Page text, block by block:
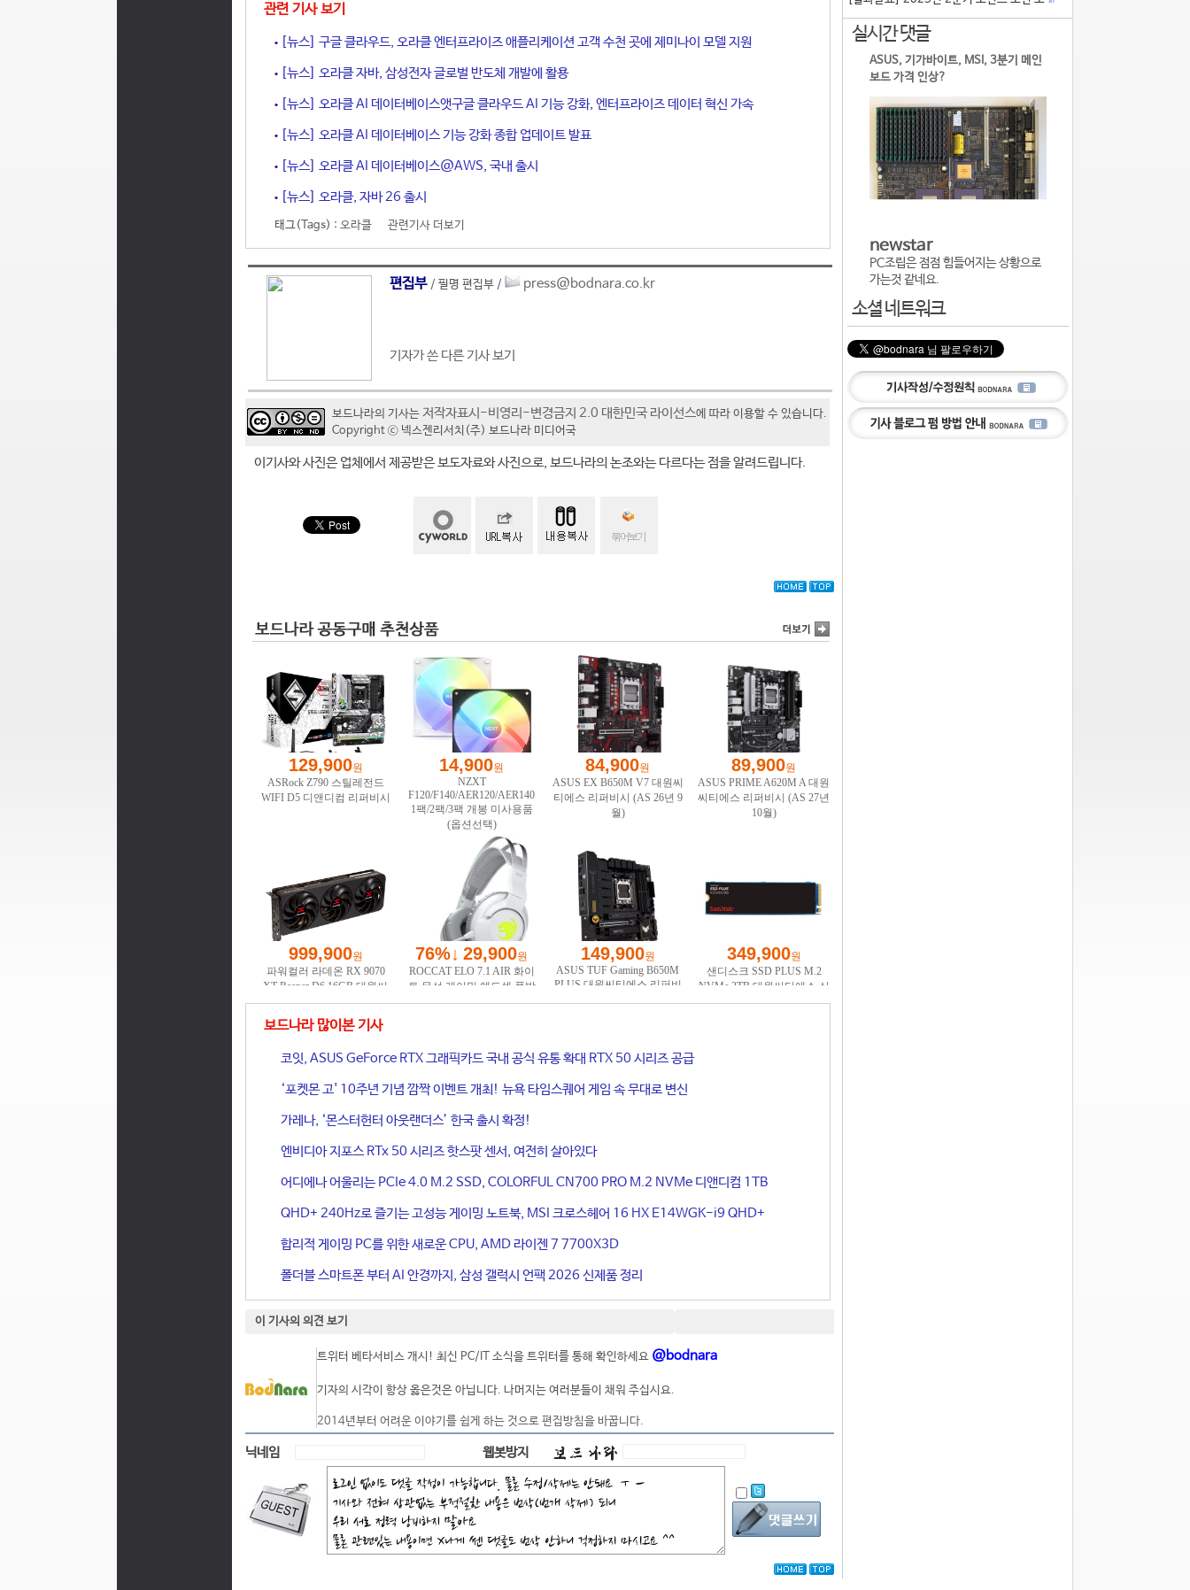
관련 기사 보기
[뉴스] 구글 클라우드, 오라클 엔터프라이즈 애플리케이션 고객 수천 곳에 제미나이 모델 지원
[뉴스] 오라클 자바, 삼성전자 글로벌 반도체 개발에 활용
[뉴스] 오라클 AI 데이터베이스앳구글 클라우드 AI 기능 강화, 엔터프라이즈 데이터 혁신 가속
[뉴스] 오라클 AI 데이터베이스 기능 강화 종합 업데이트 발표
[뉴스] 오라클 AI 데이터베이스@AWS, 국내 출시
[뉴스] 오라클, 자바 26 출시
태그(Tags) : 오라클 관련기사 더보기
편집부 / 필명 편집부 / press@bodnara.co.kr
기자가 쓴 다른 기사 보기
보드나라의 기사는 저작자표시-비영리-변경금지 2.0 대한민국 라이선스에 따라 이용할 수 있습니다.
Copyright ⓒ 넥스젠리서치(주) 보드나라 미디어국
이기사와 사진은 업체에서 제공받은 보도자료와 사진으로, 보드나라의 논조와는 다르다는 점을 알려드립니다.
보드나라 많이본 기사
코잇, ASUS GeForce RTX 그래픽카드 국내 공식 유통 확대 RTX 50 시리즈 공급
‘포켓몬 고' 10주년 기념 깜짝 이벤트 개최! 뉴욕 타임스퀘어 게임 속 무대로 변신
가레나, ‘몬스터헌터 아웃랜더스’ 한국 출시 확정!
엔비디아 지포스 RTx 50 시리즈 핫스팟 센서, 여전히 살아있다
어디에나 어울리는 PCIe 4.0 M.2 SSD, COLORFUL CN700 PRO M.2 NVMe 디앤디컴 1TB
QHD+ 240Hz로 즐기는 고성능 게이밍 노트북, MSI 크로스헤어 16 HX E14WGK-i9 QHD+
합리적 게이밍 PC를 위한 새로운 CPU, AMD 라이젠 7 7700X3D
폴더블 스마트폰 부터 AI 안경까지, 삼성 갤럭시 언팩 2026 신제품 정리
이 기사의 의견 보기
트위터 베타서비스 개시! 최신 PC/IT 소식을 트위터를 통해 확인하세요 @bodnara
기자의 시각이 항상 옳은것은 아닙니다. 나머지는 여러분들이 채워 주십시요.
2014년부터 어려운 이야기를 쉽게 하는 것으로 편집방침을 바꿉니다.
닉네임 웹봇방지
실시간 댓글
ASUS, 기가바이트, MSI, 3분기 메인
보드 가격 인상?
newstar
PC조립은 점점 힘들어지는 상황으로
가는것 같네요.
소셜 네트워크